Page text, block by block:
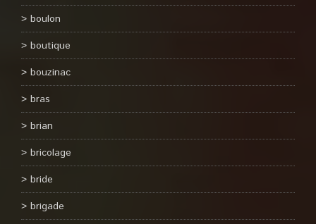
boulon
boutique
bouzinac
bras
brian
bricolage
bride
brigade